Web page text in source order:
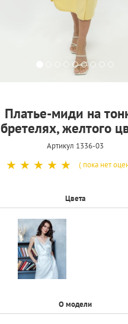
Платье-миди на
бретелях, желтого
Артикул 1336-03
☆
☆
☆
☆
☆ ( пока нет
Цвета
О модели